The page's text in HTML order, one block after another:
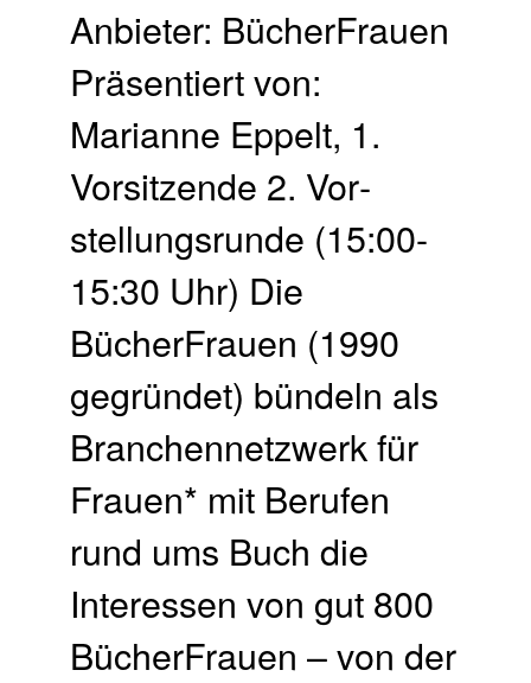
Anbieter: BücherFrauen
Präsentiert von:
Marianne Eppelt, 1.
Vorsitzende 2. Vor­
stellungs­runde (15:00-
15:30 Uhr) Die
BücherFrauen (1990
gegründet) bündeln als
Branchennetzwerk für
Frauen* mit Berufen
rund ums Buch die
Interessen von gut 800
BücherFrauen – von der